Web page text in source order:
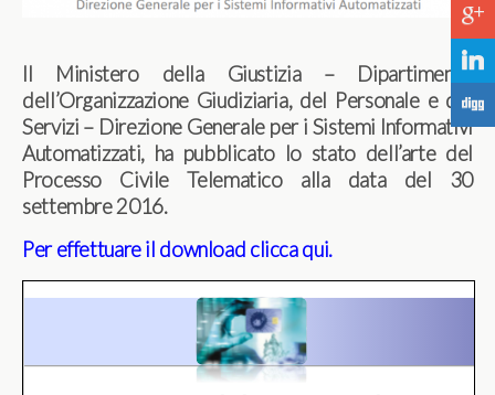
Il Ministero della Giustizia – Dipartimento
dell’Organizzazione Giudiziaria, del Personale e dei
Servizi – Direzione Generale per i Sistemi Informativi
Automatizzati, ha pubblicato lo stato dell’arte del
Processo Civile Telematico alla data del 30
settembre 2016.
Per effettuare il download clicca qui.
c
j
F